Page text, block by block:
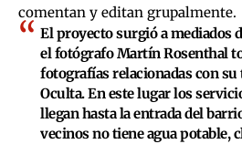
comentan y editan grupalmente.
El proyecto surgió a mediados
el fotógrafo Martín Rosenthal
fotografías relacionadas con su
Oculta. En este lugar los
llegan hasta la entrada del
vecinos no tiene agua potable,